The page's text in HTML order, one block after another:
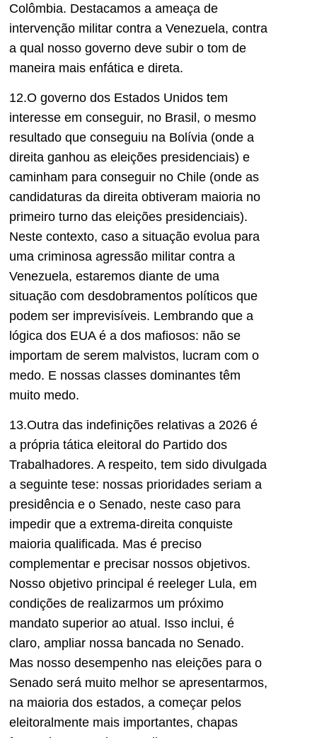
Colômbia. Destacamos a ameaça de
intervenção militar contra a Venezuela, contra
a qual nosso governo deve subir o tom de
maneira mais enfática e direta.
12.O governo dos Estados Unidos tem
interesse em conseguir, no Brasil, o mesmo
resultado que conseguiu na Bolívia (onde a
direita ganhou as eleições presidenciais) e
caminham para conseguir no Chile (onde as
candidaturas da direita obtiveram maioria no
primeiro turno das eleições presidenciais).
Neste contexto, caso a situação evolua para
uma criminosa agressão militar contra a
Venezuela, estaremos diante de uma
situação com desdobramentos políticos que
podem ser imprevisíveis. Lembrando que a
lógica dos EUA é a dos mafiosos: não se
importam de serem malvistos, lucram com o
medo. E nossas classes dominantes têm
muito medo.
13.Outra das indefinições relativas a 2026 é
a própria tática eleitoral do Partido dos
Trabalhadores. A respeito, tem sido divulgada
a seguinte tese: nossas prioridades seriam a
presidência e o Senado, neste caso para
impedir que a extrema-direita conquiste
maioria qualificada. Mas é preciso
complementar e precisar nossos objetivos.
Nosso objetivo principal é reeleger Lula, em
condições de realizarmos um próximo
mandato superior ao atual. Isso inclui, é
claro, ampliar nossa bancada no Senado.
Mas nosso desempenho nas eleições para o
Senado será muito melhor se apresentarmos,
na maioria dos estados, a começar pelos
eleitoralmente mais importantes, chapas